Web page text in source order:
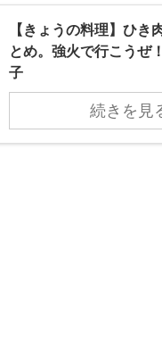
【きょうの料理】ひき
とめ。強火で行こうぜ
子
続きを見